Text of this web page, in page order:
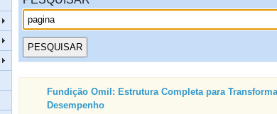
Fundição Omil: Estrutura Completa para
Desempenho